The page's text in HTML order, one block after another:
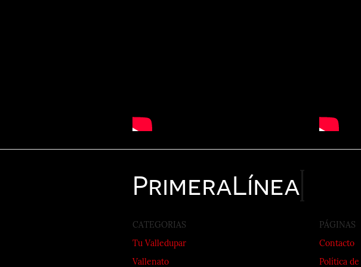
PrimeraLínea
CATEGORIAS
Tu Valledupar
Vallenato
PÁGINAS
Contacto
Política